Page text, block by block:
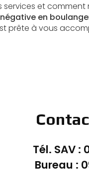
services et
en
prête à vous
Tél. SAV :
Bureau :